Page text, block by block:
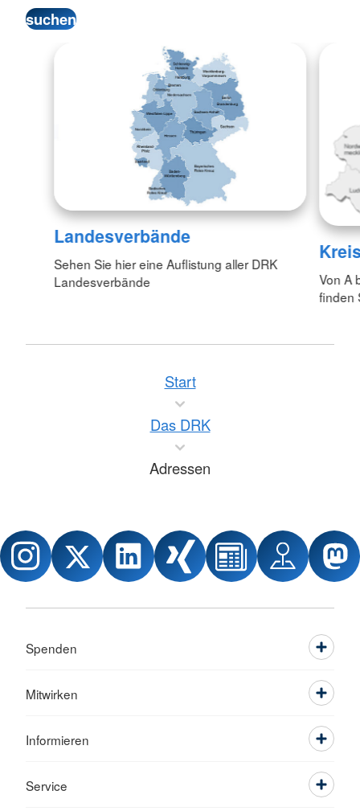
Landesverbände
Sehen Sie hier eine Auflistung aller DRK
Landesverbände
Von A
finden
Start
Das DRK
Adressen
Spenden
Mitwirken
Informieren
Service